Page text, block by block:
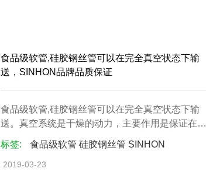
食品级软管,硅胶钢丝管可以在完全真空状态下输
送，SINHON品牌品质保证
食品级软管,硅胶钢丝管可以在完全真空状态下输
送。真空系统是干燥的动力，主要作用是保证在一
标签: 食品级软管 硅胶钢丝管 SINHON
2019-03-23